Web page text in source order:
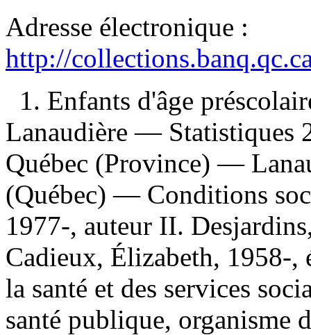
Adresse électronique :
http://
1. Enfants d'âge
Lanaudière —
Québec (Province) —
(Québec) — Conditions
1977-, auteur II.
Cadieux, Élizabeth, 1958-,
la santé et des services
santé publique, organisme